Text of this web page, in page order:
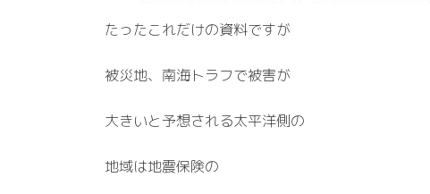
たったこれだけの資料ですが
被災地、南海トラフで被害が
大きいと予想される太平洋側の
地域は地震保険の